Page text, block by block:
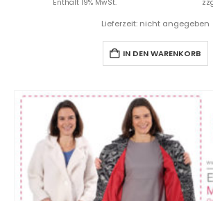
Enthält 19% MwSt.
Lieferzeit: nicht angegeben
IN DEN WARENKORB